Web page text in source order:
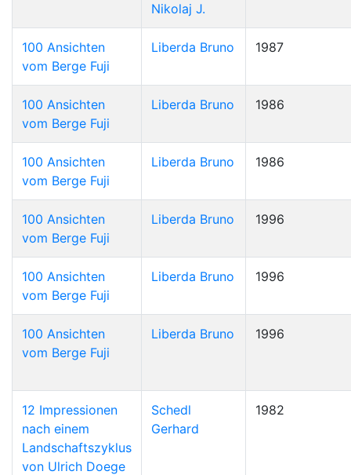
Nikolaj J.
100 Ansichten
vom Berge Fuji
Liberda Bruno 1987
100 Ansichten
vom Berge Fuji
Liberda Bruno 1986
100 Ansichten
vom Berge Fuji
Liberda Bruno 1986
100 Ansichten
vom Berge Fuji
Liberda Bruno 1996
100 Ansichten
vom Berge Fuji
Liberda Bruno 1996
100 Ansichten
vom Berge Fuji
Liberda Bruno 1996
12 Impressionen
nach einem
Landschaftszyklus
von Ulrich Doege
Schedl
Gerhard
1982